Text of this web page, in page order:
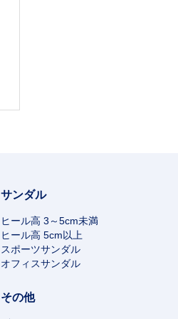
サンダル
ヒール高 3～5cm未満
ヒール高 5cm以上
スポーツサンダル
オフィスサンダル
その他